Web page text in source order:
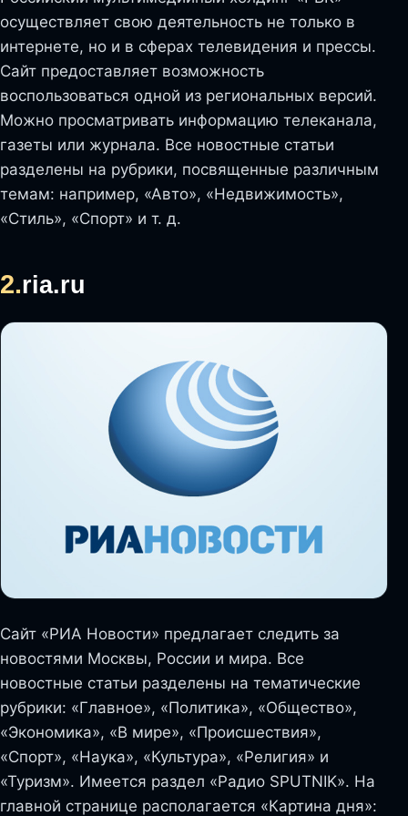
осуществляет свою деятельность не только в
интернете, но и в сферах телевидения и прессы.
Сайт предоставляет возможность
воспользоваться одной из региональных версий.
Можно просматривать информацию телеканала,
газеты или журнала. Все новостные статьи
разделены на рубрики, посвященные различным
темам: например, «Авто», «Недвижимость»,
«Стиль», «Спорт» и т. д.
2.ria.ru
Сайт «РИА Новости» предлагает следить за
новостями Москвы, России и мира. Все
новостные статьи разделены на тематические
рубрики: «Главное», «Политика», «Общество»,
«Экономика», «В мире», «Происшествия»,
«Спорт», «Наука», «Культура», «Религия» и
«Туризм». Имеется раздел «Радио SPUTNIK». На
главной странице располагается «Картина дня»: